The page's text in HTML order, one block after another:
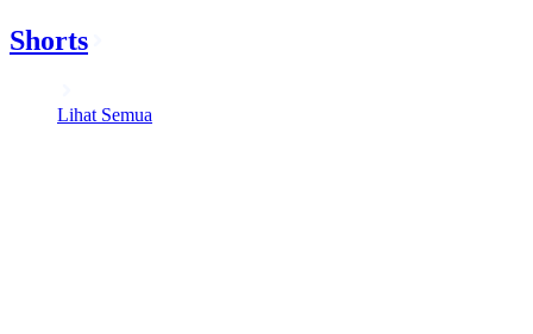
Shorts
Lihat Semua